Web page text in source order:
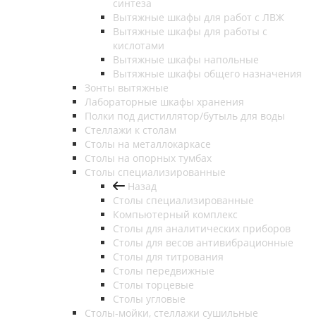
синтеза
Вытяжные шкафы для работ с ЛВЖ
Вытяжные шкафы для работы с
кислотами
Вытяжные шкафы напольные
Вытяжные шкафы общего назначения
Зонты вытяжные
Лабораторные шкафы хранения
Полки под дистиллятор/бутыль для воды
Стеллажи к столам
Столы на металлокаркасе
Столы на опорных тумбах
Столы специализированные
Назад
Столы специализированные
Компьютерный комплекс
Столы для аналитических приборов
Столы для весов антивибрационные
Столы для титрования
Столы передвижные
Столы торцевые
Столы угловые
Столы-мойки, стеллажи сушильные